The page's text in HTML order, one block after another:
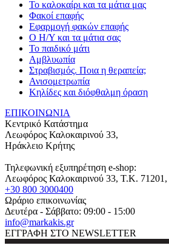
Το καλοκαίρι και τα μάτια μας
Φακοί επαφής
Εφαρμογή φακών επαφής
Ο Η/Υ και τα μάτια σας
Το παιδικό μάτι
Αμβλυωπία
Στραβισμός. Ποια η θεραπεία;
Ανισομετρωπία
Κηλίδες και διόφθαλμη όραση
ΕΠΙΚΟΙΝΩΝΙΑ
Κεντρικό Κατάστημα
Λεωφόρος Καλοκαιρινού 33,
Ηράκλειο Κρήτης
Τηλεφωνική εξυπηρέτηση e-shop:
Λεωφόρος Καλοκαιρινού 33, T.K. 71201,
+30 800 3000400
Ωράριο επικοινωνίας
Δευτέρα - Σάββατο: 09:00 - 15:00
info@markakis.gr
ΕΓΓΡΑΦΗ ΣΤΟ NEWSLETTER